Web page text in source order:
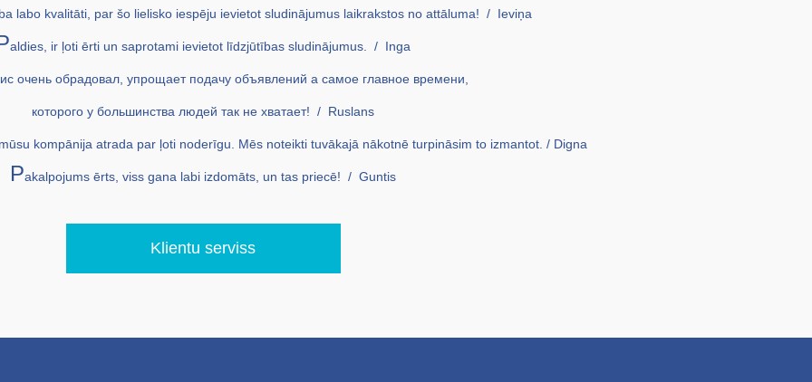
labo kvalitāti, par šo lielisko iespēju ievietot sludinājumus laikrakstos no attāluma! / Ieviņa
aldies, ir ļoti ērti un saprotami ievietot līdzjūtības sludinājumus. / Inga
очень обрадовал, упрощает подачу объявлений а самое главное времени,
которого у большинства людей так не хватает! / Ruslans
kompānija atrada par ļoti noderīgu. Mēs noteikti tuvākajā nākotnē turpināsim to izmantot. / Digna
Pakalpojums ērts, viss gana labi izdomāts, un tas priecē! / Guntis
Klientu serviss